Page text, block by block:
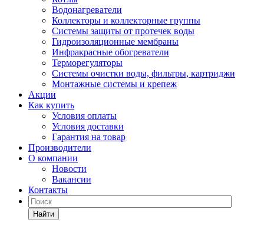
Водонагреватели
Коллекторы и коллекторные группы
Системы защиты от протечек воды
Гидроизоляционные мембраны
Инфракрасные обогреватели
Терморегуляторы
Системы очистки воды, фильтры, картриджи
Монтажные системы и крепеж
Акции
Как купить
Условия оплаты
Условия доставки
Гарантия на товар
Производители
О компании
Новости
Вакансии
Контакты
Найти